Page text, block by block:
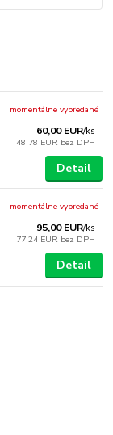
60,00 EUR/ks
48,78 EUR bez DPH
momentálne vypredané
Detail
95,00 EUR/ks
77,24 EUR bez DPH
momentálne vypredané
Detail